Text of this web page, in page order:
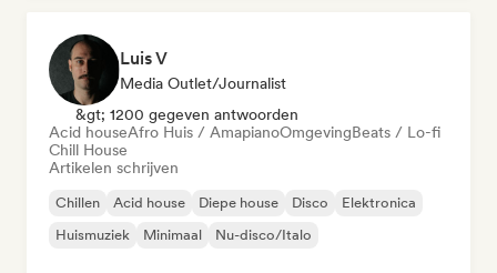
Luis V
Media Outlet/Journalist
&gt; 1200 gegeven antwoorden
Acid houseAfro Huis / AmapianoOmgevingBeats / Lo-fi
Chill House
Artikelen schrijven
Chillen Acid house Diepe house Disco
Elektronica
Huismuziek
Minimaal Nu-disco/Italo